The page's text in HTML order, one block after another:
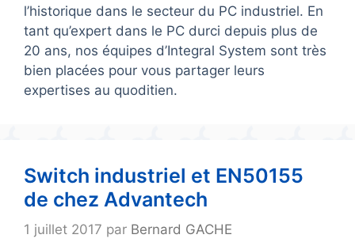
l’historique dans le secteur du PC industriel. En
tant qu’expert dans le PC durci depuis plus de
20 ans, nos équipes d’Integral System sont très
bien placées pour vous partager leurs
expertises au quoditien.
Switch industriel et EN50155
de chez Advantech
1 juillet 2017 par Bernard GACHE